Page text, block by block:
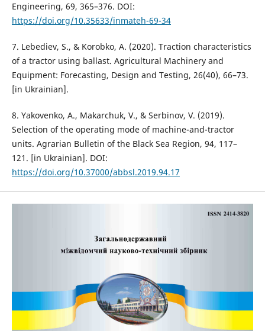
Engineering, 69, 365–376. DOI:
https://doi.org/10.35633/inmateh-69-34
7. Lebediev, S., & Korobko, A. (2020). Traction characteristics
of a tractor using ballast. Agricultural Machinery and
Equipment: Forecasting, Design and Testing, 26(40), 66–73.
[in Ukrainian].
8. Yakovenko, A., Makarchuk, V., & Serbinov, V. (2019).
Selection of the operating mode of machine-and-tractor
units. Agrarian Bulletin of the Black Sea Region, 94, 117–
121. [in Ukrainian]. DOI:
https://doi.org/10.37000/abbsl.2019.94.17